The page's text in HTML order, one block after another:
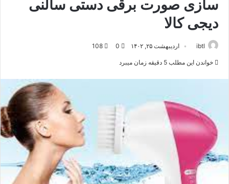
سازی صورت برقی دستی سالنی
دیجی کالا
ibtl اردیبهشت ۲۵, ۱۴۰۲ 108
خواندن این مطلب 5 دقیقه زمان میبرد